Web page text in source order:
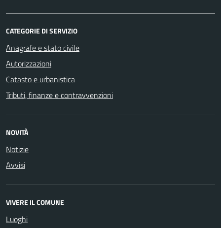
CATEGORIE DI SERVIZIO
Anagrafe e stato civile
Autorizzazioni
Catasto e urbanistica
Tributi, finanze e contravvenzioni
NOVITÀ
Notizie
Avvisi
VIVERE IL COMUNE
Luoghi